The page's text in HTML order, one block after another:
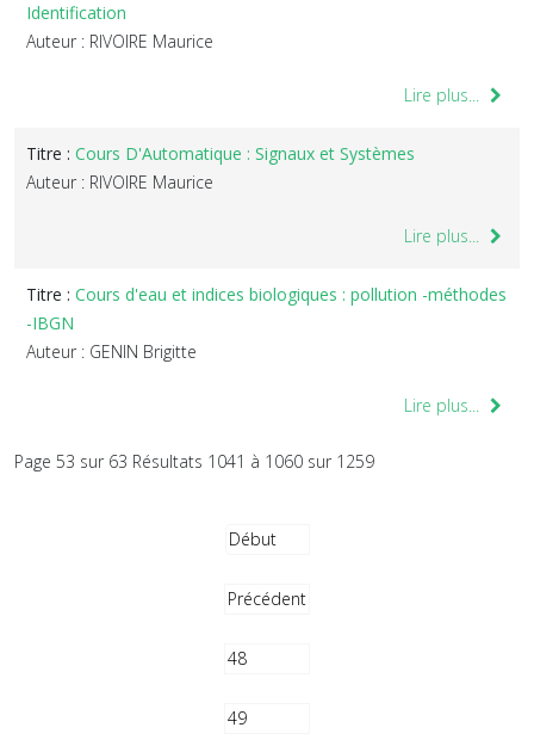
Identification
Auteur : RIVOIRE Maurice
Lire plus...
Titre : Cours D'Automatique : Signaux et Systèmes
Auteur : RIVOIRE Maurice
Lire plus...
Titre : Cours d'eau et indices biologiques : pollution -méthodes
-IBGN
Auteur : GENIN Brigitte
Lire plus...
Page 53 sur 63 Résultats 1041 à 1060 sur 1259
Début
Précédent
48
49